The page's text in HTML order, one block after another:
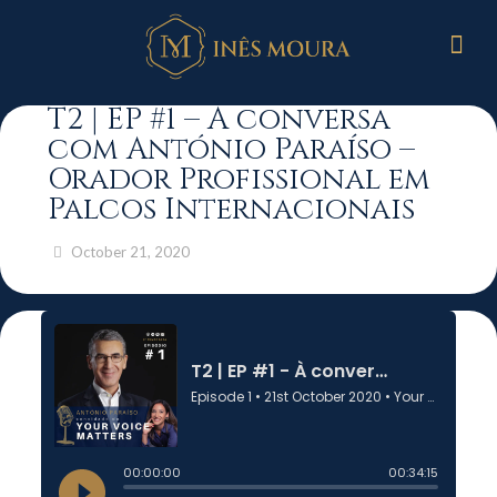
T2 | EP #1 – À conversa
com António Paraíso –
Orador Profissional em
Palcos Internacionais
October 21, 2020